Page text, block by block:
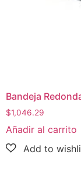
Bandeja
$1,046.29
Añadir al carrito